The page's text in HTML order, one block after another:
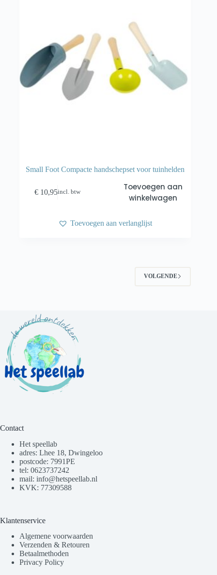
Small Foot Compacte handschepset voor tuinhelden
€ 10,95incl. btw
Toevoegen aan
winkelwagen
Toevoegen aan verlanglijst
VOLGENDE
Contact
Het speellab
adres: Lhee 18, Dwingeloo
postcode: 7991PE
tel: 0623737242
mail: info@hetspeellab.nl
KVK: 77309588
Klantenservice
Algemene voorwaarden
Verzenden & Retouren
Betaalmethoden
Privacy Policy